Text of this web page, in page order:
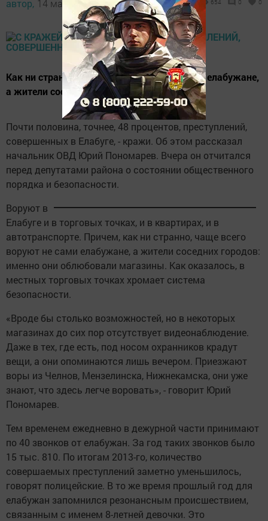
автор, 14 марта 2014 - 06:29 654 0 0
Как ни странно, чаще всего воруют не сами елабужане,
а жители соседних городов.
Почти половина, точнее, 48 процентов, преступлений,
совершенных в Елабуге, - кражи. Об этом рассказал
начальник ОВД Юрий Пономарев. Вчера он отчитался
перед депутатами района о состоянии общественного
порядка и безопасности.
Воруют в
Елабуге и в торговых точках, и в квартирах, и в
автотранспорте. Причем, как ни странно, чаще всего
воруют не сами елабужане, а жители соседних городов:
именно они облюбовали магазины. Как оказалось, в
местных торговых точках хромает система
безопасности.
«Вроде бы столько возможностей, но в некоторых
магазинах до сих пор отсутствует видеонаблюдение.
Даже в тех, где есть, под носом охранников крадут
вещи, а они опоминаются лишь вечером. Приезжают
воры из Челнов, Мензелинска, Нижнекамска, они уже
знают, что здесь легче воровать», - говорит Юрий
Пономарев.
Тем временем ежедневно в дежурной части принимают
по 40 звонков от елабужан. За год таких звонков было
15 тыс. 810. По итогам 2013-го, количество
совершаемых преступлений заметно уменьшилось,
говорят полицейские. В то же время прошлый год для
елабужан запомнился резонансным происшествием,
связанным с именем 8-летней девочки. Это